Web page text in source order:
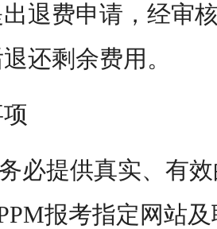
退费申请，经审
还剩余费用。
必提供真实、有
报考指定网站